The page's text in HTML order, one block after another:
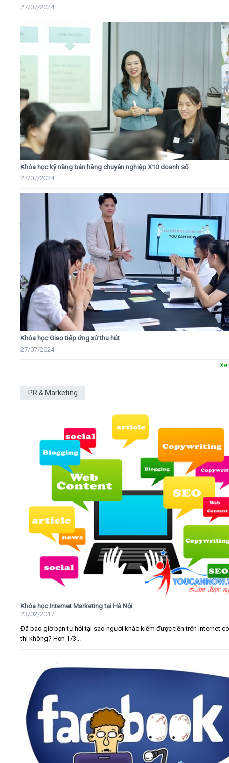
27/07/2024
Khóa học kỹ năng bán hàng chuyên nghiệp X10 doanh số
27/07/2024
Khóa học Giao tiếp ứng xử thu hút
27/07/2024
PR & Marketing
Khóa học Internet Marketing tại Hà Nội
23/02/2017
Đã bao giờ bạn tự hỏi tại sao người khác kiếm được tiền trên Internet
thì không? Hơn 1/3...